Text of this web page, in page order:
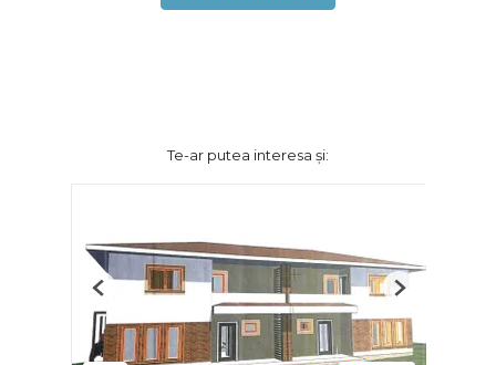
Te-ar putea interesa și:
Previous Next